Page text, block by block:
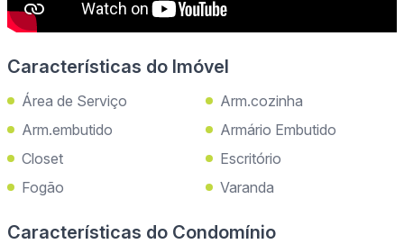
Características do Imóvel
Área de Serviço
Arm.cozinha
Arm.embutido
Armário Embutido
Closet
Escritório
Fogão
Varanda
Características do Condomínio